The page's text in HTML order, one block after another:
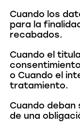
Cuando los
para la
recabados.
Cuando el
consentimiento
o Cuando el
tratamiento.
Cuando deban
de una